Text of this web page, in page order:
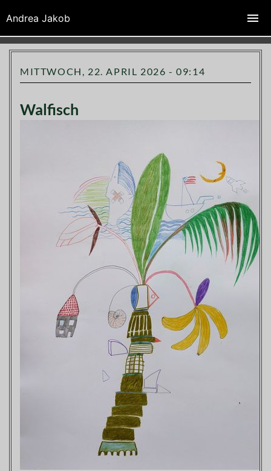
MITTWOCH, 22. APRIL 2026 - 09:14
Walfisch
Andrea Jakob